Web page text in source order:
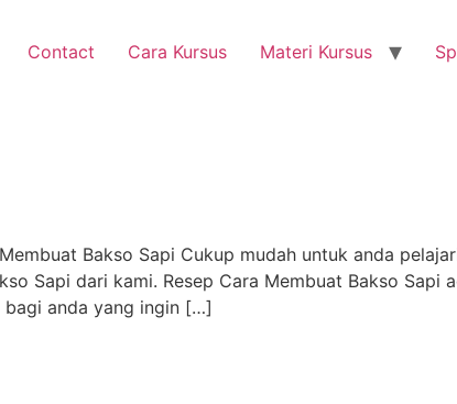
Contact Cara Kursus Materi Kursus
Bakso Sapi Cukup mudah untuk anda
Sapi dari kami. Resep Cara Membuat Bakso Sapi
bagi anda yang ingin […]